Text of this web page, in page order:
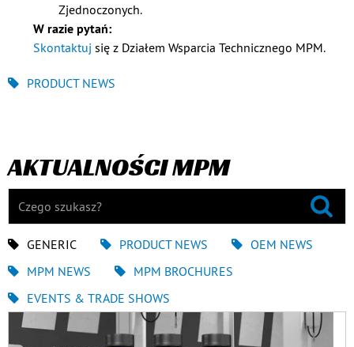
Zjednoczonych.
W razie pytań:
Skontaktuj się z Działem Wsparcia Technicznego MPM.
PRODUCT NEWS
AKTUALNOŚCI MPM
GENERIC PRODUCT NEWS
OEM NEWS
MPM NEWS
MPM BROCHURES
EVENTS & TRADE SHOWS